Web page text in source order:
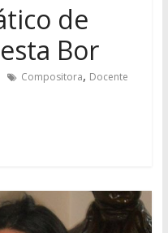
de
Bor
Compositora, Docente